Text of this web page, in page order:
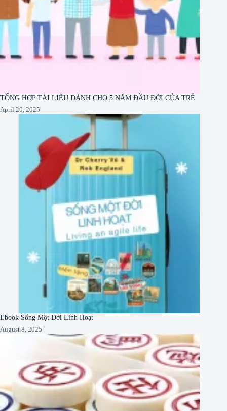
TỔNG HỢP TÀI LIỆU DÀNH CHO 5 NĂM ĐẦU ĐỜI CỦA TRẺ
April 20, 2025
Ebook Sống Một Đời Linh Hoạt
August 8, 2025